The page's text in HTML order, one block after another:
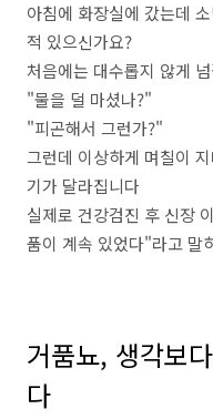
아침에 화장실에 갔는데
적 있으신가요?
처음에는 대수롭지 않게
"물을 덜 마셨나?"
"피곤해서 그런가?"
그런데 이상하게 며칠이
기가 달라집니다
실제로 건강검진 후 신장
품이 계속 있었다"라고 말
거품뇨, 생각보
다